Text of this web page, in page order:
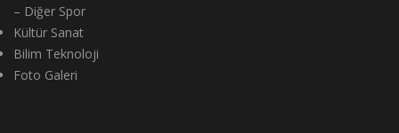
– Diğer Spor
Kültür Sanat
Bilim Teknoloji
Foto Galeri